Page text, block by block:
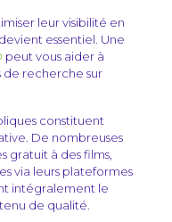
leur visibilité en
essentiel. Une
peut vous aider à
recherche sur
constituent
De nombreuses
gratuit à des films,
via leurs plateformes
intégralement le
de qualité.